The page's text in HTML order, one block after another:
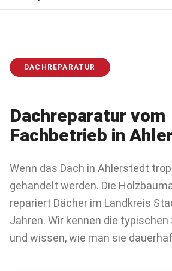
DACHREPARATUR
Dachreparatur vom
Fachbetrieb in
Wenn das Dach in Ahlerstedt
gehandelt werden. Die
repariert Dächer im Landkreis
Jahren. Wir kennen die
und wissen, wie man sie